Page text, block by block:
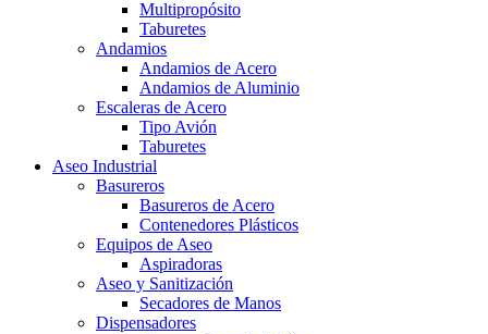
Multipropósito
Taburetes
Andamios
Andamios de Acero
Andamios de Aluminio
Escaleras de Acero
Tipo Avión
Taburetes
Aseo Industrial
Basureros
Basureros de Acero
Contenedores Plásticos
Equipos de Aseo
Aspiradoras
Aseo y Sanitización
Secadores de Manos
Dispensadores